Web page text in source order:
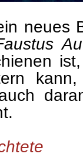
neues